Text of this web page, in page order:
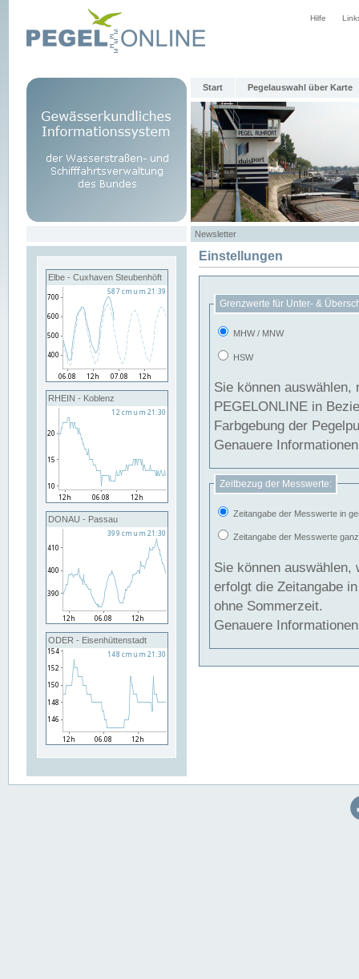
Hilfe
Start Pegelauswahl über Karte
Newsletter
Elbe - Cuxhaven Steubenhöft
RHEIN - Koblenz
DONAU - Passau
ODER - Eisenhüttenstadt
Einstellungen
Grenzwerte für Unter- &
MHW / MNW
HSW
Sie können
PEGELONLINE in Beziehung
Farbgebung der
Genauere
Zeitbezug der Messwerte:
Zeitangabe der Messwerte in
Zeitangabe der Messwerte
Sie können auswählen,
erfolgt die Zeitangabe
ohne Sommerzeit.
Genauere